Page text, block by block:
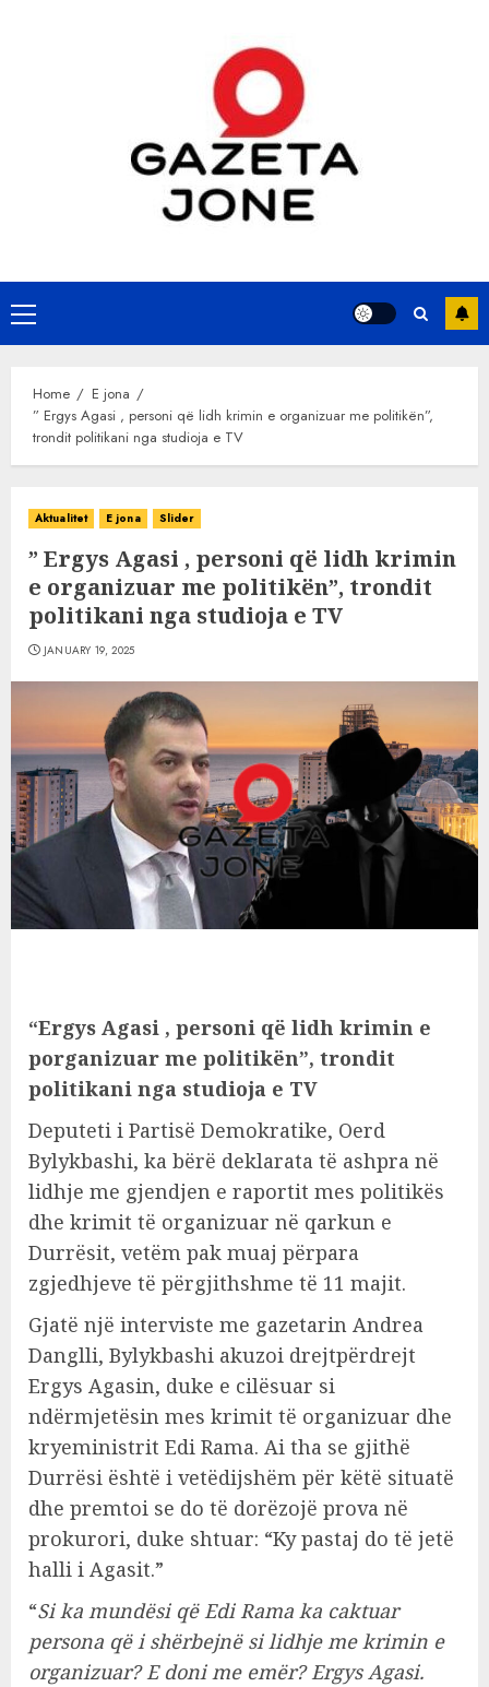
Primary
Menu
Home
E jona
” Ergys Agasi , personi që lidh krimin e organizuar me politikën”,
trondit politikani nga studioja e TV
Aktualitet E jona Slider
” Ergys Agasi , personi që lidh krimin
e organizuar me politikën”, trondit
politikani nga studioja e TV
JANUARY 19, 2025
“Ergys Agasi , personi që lidh krimin e
porganizuar me politikën”, trondit
politikani nga studioja e TV
Deputeti i Partisë Demokratike, Oerd
Bylykbashi, ka bërë deklarata të ashpra në
lidhje me gjendjen e raportit mes politikës
dhe krimit të organizuar në qarkun e
Durrësit, vetëm pak muaj përpara
zgjedhjeve të përgjithshme të 11 majit.
Gjatë një interviste me gazetarin Andrea
Danglli, Bylykbashi akuzoi drejtpërdrejt
Ergys Agasin, duke e cilësuar si
ndërmjetësin mes krimit të organizuar dhe
kryeministrit Edi Rama. Ai tha se gjithë
Durrësi është i vetëdijshëm për këtë situatë
dhe premtoi se do të dorëzojë prova në
prokurori, duke shtuar: “Ky pastaj do të jetë
halli i Agasit.”
“Si ka mundësi që Edi Rama ka caktuar
persona që i shërbejnë si lidhje me krimin e
organizuar? E doni me emër? Ergys Agasi.